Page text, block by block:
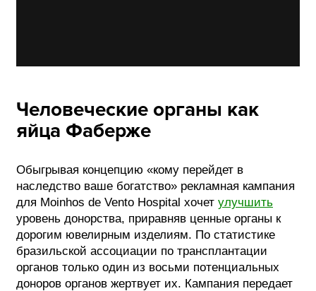
Человеческие органы как
яйца Фаберже
Обыгрывая концепцию «кому перейдет в
наследство ваше богатство» рекламная кампания
для Moinhos de Vento Hospital хочет улучшить
уровень донорства, приравняв ценные органы к
дорогим ювелирным изделиям. По статистике
бразильской ассоциации по трансплантации
органов только один из восьми потенциальных
доноров органов жертвует их. Кампания передает